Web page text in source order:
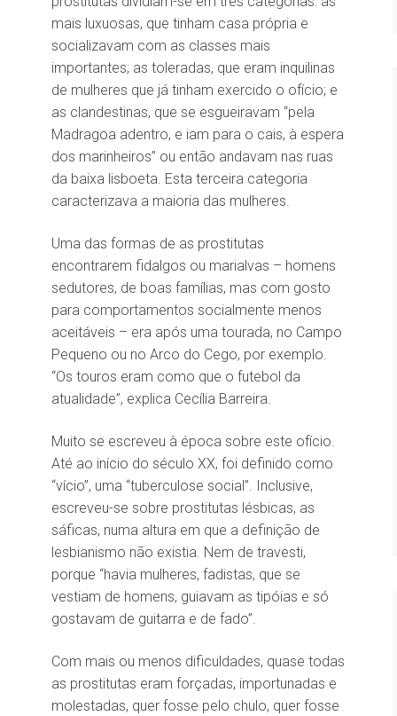
mais luxuosas, que tinham casa própria e
socializavam com as classes mais
importantes; as toleradas, que eram inquilinas
de mulheres que já tinham exercido o ofício; e
as clandestinas, que se esgueiravam “pela
Madragoa adentro, e iam para o cais, à espera
dos marinheiros” ou então andavam nas ruas
da baixa lisboeta. Esta terceira categoria
caracterizava a maioria das mulheres.
Uma das formas de as prostitutas
encontrarem fidalgos ou marialvas – homens
sedutores, de boas famílias, mas com gosto
para comportamentos socialmente menos
aceitáveis – era após uma tourada, no Campo
Pequeno ou no Arco do Cego, por exemplo.
“Os touros eram como que o futebol da
atualidade”, explica Cecília Barreira.
Muito se escreveu à época sobre este ofício.
Até ao início do século XX, foi definido como
“vício”, uma “tuberculose social”. Inclusive,
escreveu-se sobre prostitutas lésbicas, as
sáficas, numa altura em que a definição de
lesbianismo não existia. Nem de travesti,
porque “havia mulheres, fadistas, que se
vestiam de homens, guiavam as tipóias e só
gostavam de guitarra e de fado”.
Com mais ou menos dificuldades, quase todas
as prostitutas eram forçadas, importunadas e
molestadas, quer fosse pelo chulo, quer fosse